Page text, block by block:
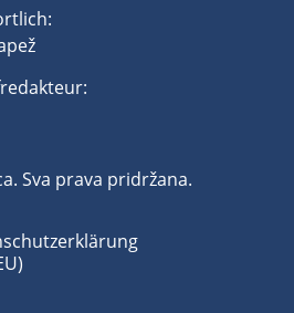
Sva prava pridržana.